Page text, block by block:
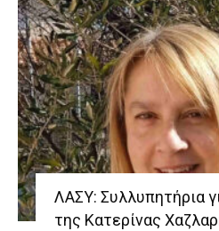
ΛΑΣΥ: Συλλυπητήρια
της Κατερίνας